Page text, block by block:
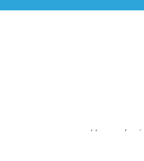
Una